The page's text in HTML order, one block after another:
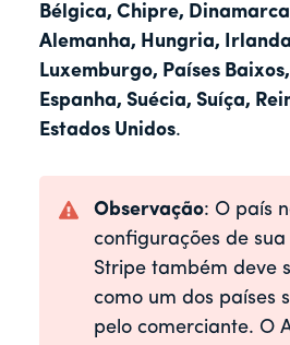
Bélgica, Chipre,
Alemanha, Hungria,
Luxemburgo, Países
Espanha, Suécia, Suíça,
Estados Unidos.
Observação: O país
configurações de
Stripe também deve
como um dos países
pelo comerciante. O